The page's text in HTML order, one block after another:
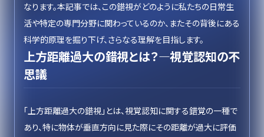
なります。本記事では、この錯視がどのように私たちの日常生
活や特定の専門分野に関わっているのか、またその背後にある
科学的原理を掘り下げ、さらなる理解を目指します。
上方距離過大の錯視とは？—視覚認知の不
思議
「上方距離過大の錯視」とは、視覚認知に関する錯覚の一種で
あり、特に物体が垂直方向に見た際にその距離が過大に評価